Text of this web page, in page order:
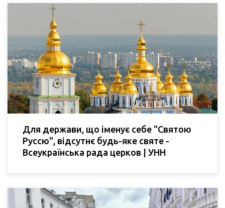
Для держави, що іменує себе "Святою
Руссю", відсутнє будь-яке святе -
Всеукраїнська рада церков | УНН